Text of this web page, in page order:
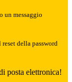
un messaggio
della password
posta elettronica!